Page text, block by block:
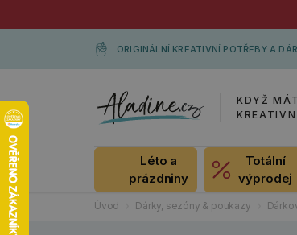
ORIGINÁLNÍ KREATIVNÍ POTŘEBY A
KDYŽ
Léto a
prázdniny
Totální
výprodej
Úvod Dárky, sezóny & poukazy